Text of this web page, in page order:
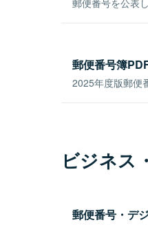
郵便番号を公表
郵便番号簿
2025年度版郵便
ビジネス
郵便番号・デ